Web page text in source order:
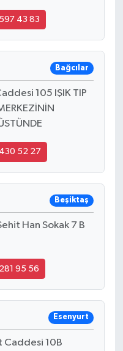
43 83
Bağcılar
105 IŞIK TIP
52 27
Beşiktaş
Han Sokak 7 B
95 56
Esenyurt
Caddesi 10B